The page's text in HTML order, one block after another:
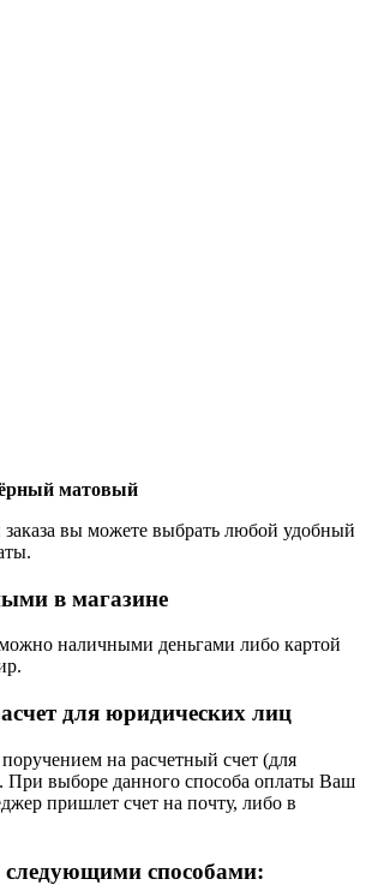
матовый
вы можете выбрать любой удобный
в магазине
наличными деньгами либо картой
для юридических лиц
на расчетный счет (для
выборе данного способа оплаты Ваш
пришлет счет на почту, либо в
способами: